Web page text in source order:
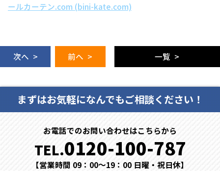
ールカーテン.com (bini-kate.com)
次へ > 前へ > 一覧 >
まずはお気軽になんでもご相談ください！
お電話でのお問い合わせはこちらから
TEL.0120-100-787
【営業時間 09：00～19：00 日曜・祝日休】